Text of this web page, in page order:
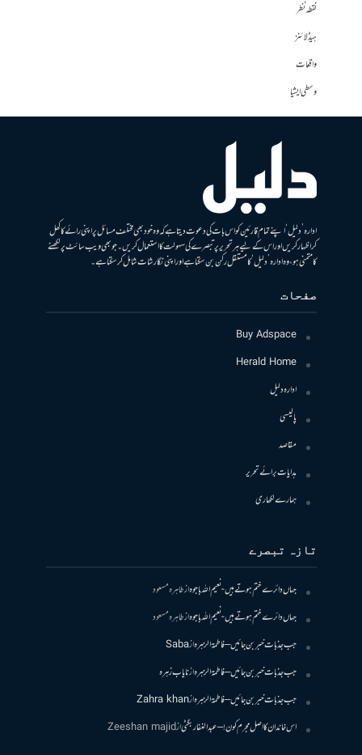
نقطہ نظر
ہیڈلائنز
واقعات
وسطی ایشیا
ادارہ ’دلیل‘ اپنے تمام قارئین کو اس بات کی دعوت دیتا ہے کہ وہ خود بھی مختلف مسائل پر اپنی رائے کا کھل
کر اظہار کریں اور اس کے لیے ہر تحریر پر تبصرے کی سہولت کا استعمال کریں۔ جو بھی ویب سائٹ پر لکھنے
کا متمنی ہو، وہ ادارہ ’دلیل‘ کا مستقل رکن بن سکتا ہے اور اپنی نگارشات شامل کرسکتا ہے۔
صفحات
Buy Adspace
Herald Home
ادارہ دلیل
پالیسی
مقاصد
ہدایات برائے تحریر
ہمارے لکھاری
تازہ تبصرے
جہاں دائرے ختم ہوتے ہیں- نعیم اللہ باجوہازطاہرہ مسعود
جہاں دائرے ختم ہوتے ہیں- نعیم اللہ باجوہازطاہرہ مسعود
جب جذبات خبر بن جائیں – فاطمۃالزہرہازSaba
جب جذبات خبر بن جائیں – فاطمۃالزہرہازنایاب زہرہ
جب جذبات خبر بن جائیں – فاطمۃالزہرہازZahra khan
اس خاندان کا اصل مجرم کون! – عبدالغفار بگٹیازZeeshan majid